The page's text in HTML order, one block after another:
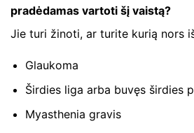
pradėdamas vartoti šį vaistą?
Jie turi žinoti, ar turite kurią nors
Glaukoma
Širdies liga arba buvęs širdies
Myasthenia gravis